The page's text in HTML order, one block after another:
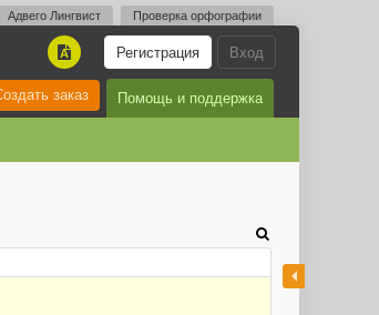
Адвего Лингвист Проверка орфографии
Вход
Регистрация
A
Помощь и поддержка
заказ